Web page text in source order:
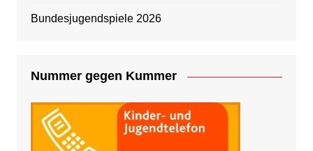
Bundesjugendspiele 2026
Nummer gegen Kummer